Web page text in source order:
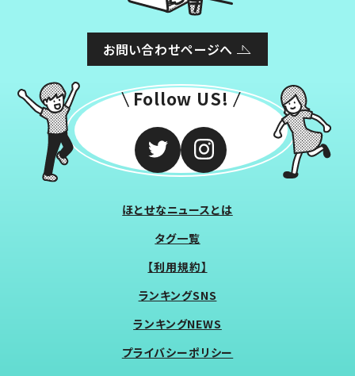
お問い合わせページへ
Follow US!
ほとせなニュースとは
タグ一覧
【利用規約】
ランキングSNS
ランキングNEWS
プライバシーポリシー